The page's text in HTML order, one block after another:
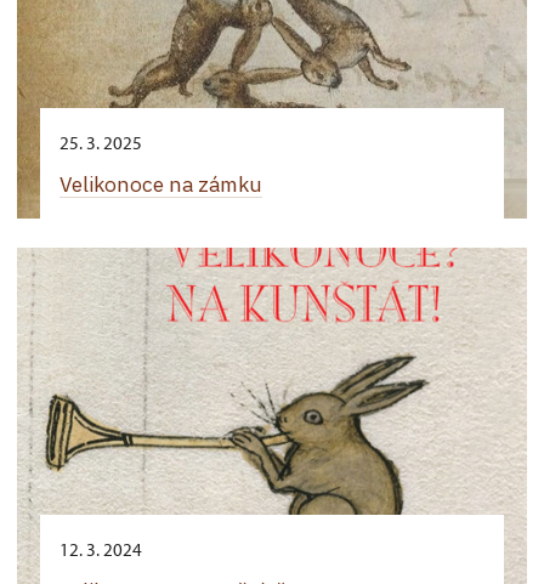
25. 3. 2025
Velikonoce na zámku
12. 3. 2024